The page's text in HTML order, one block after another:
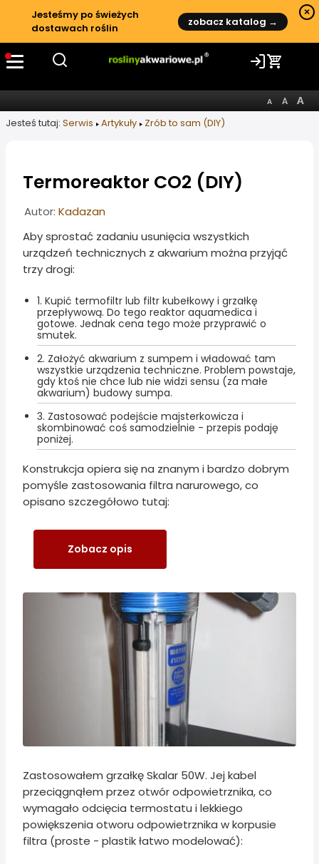
Jesteśmy po świeżych
dostawach roślin
zobacz katalog →
×
Jesteś tutaj: Serwis Artykuły Zrób to sam (DIY)
Termoreaktor CO2 (DIY)
Informacje o artykule
Autor: Kadazan
Aby sprostać zadaniu usunięcia wszystkich
urządzeń technicznych z akwarium można przyjąć
trzy drogi:
1. Kupić termofiltr lub filtr kubełkowy i grzałkę
przepływową. Do tego reaktor aquamedica i
gotowe. Jednak cena tego może przyprawić o
smutek.
2. Założyć akwarium z sumpem i władować tam
wszystkie urządzenia techniczne. Problem powstaje,
gdy ktoś nie chce lub nie widzi sensu (za małe
akwarium) budowy sumpa.
3. Zastosować podejście majsterkowicza i
skombinować coś samodzielnie - przepis podaję
poniżej.
Konstrukcja opiera się na znanym i bardzo dobrym
pomyśle zastosowania filtra narurowego, co
opisano szczegółowo tutaj:
Zobacz opis
Zastosowałem grzałkę Skalar 50W. Jej kabel
przeciągnąłem przez otwór odpowietrznika, co
wymagało odcięcia termostatu i lekkiego
powiększenia otworu odpowietrznika w korpusie
filtra (proste - plastik łatwo modelować):